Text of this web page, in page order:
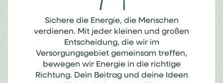
Sichere die Energie, die Menschen
verdienen. Mit jeder kleinen und großen
Entscheidung, die wir im
Versorgungsgebiet gemeinsam treffen,
bewegen wir Energie in die richtige
Richtung. Dein Beitrag und deine Ideen